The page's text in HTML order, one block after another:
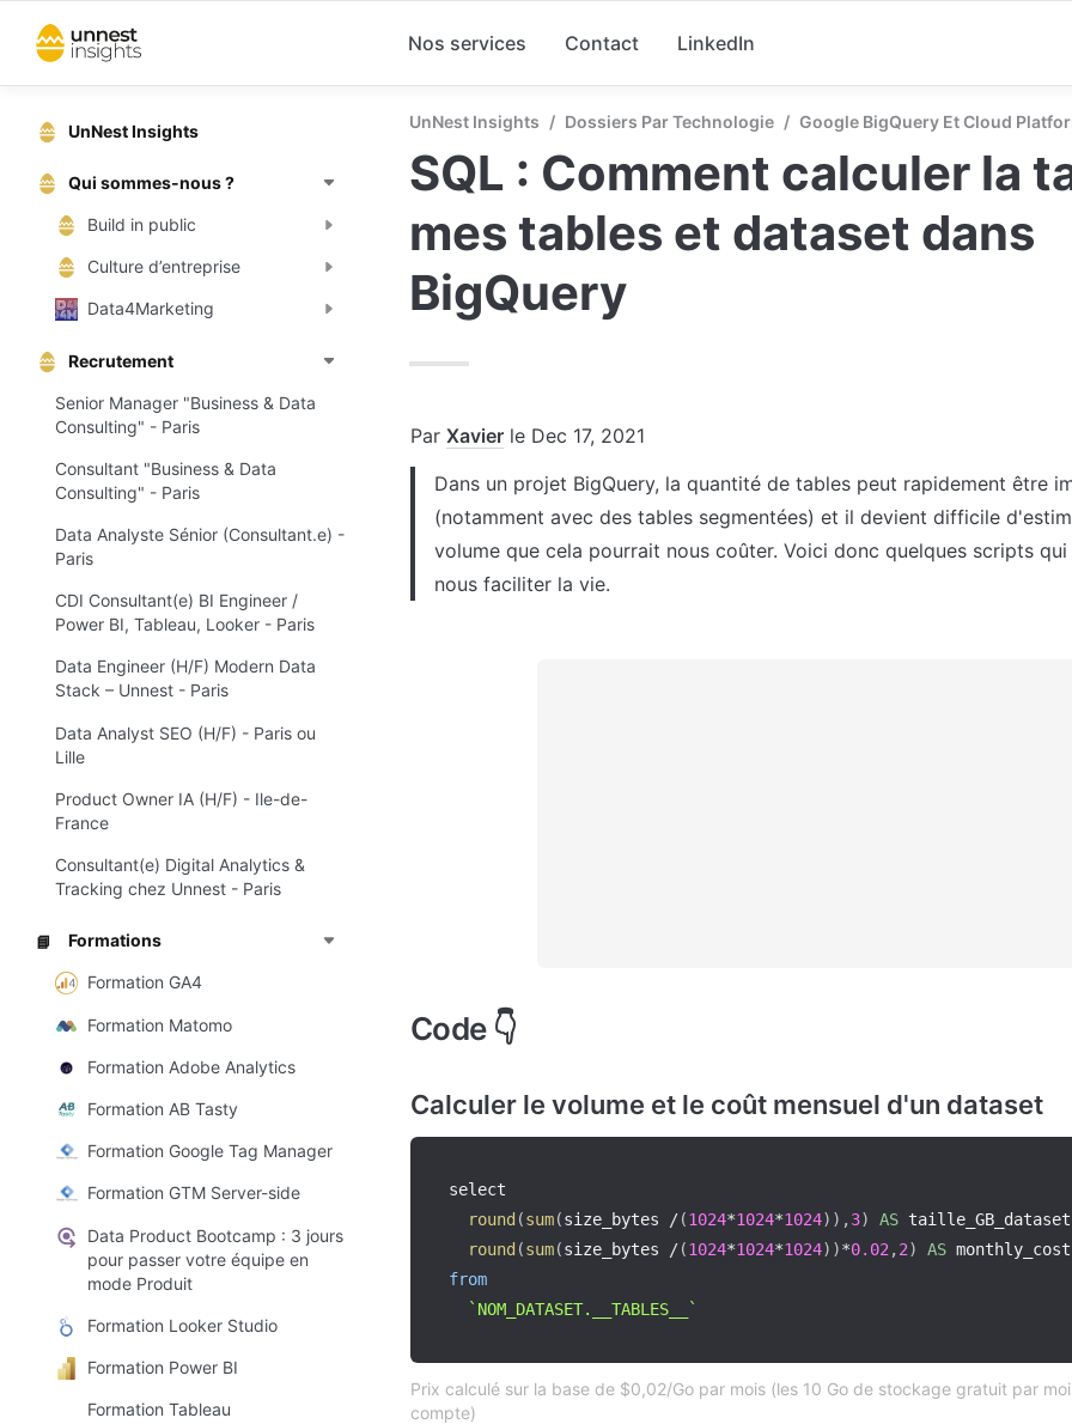
Nos services Contact LinkedIn
UnNest Insights
Qui sommes-nous ?
Build in public
Culture d’entreprise
Data4Marketing
Recrutement
Senior Manager "Business & Data
Consulting" - Paris
Consultant "Business & Data
Consulting" - Paris
Data Analyste Sénior (Consultant.e) -
Paris
CDI Consultant(e) BI Engineer /
Power BI, Tableau, Looker - Paris
Data Engineer (H/F) Modern Data
Stack – Unnest - Paris
Data Analyst SEO (H/F) - Paris ou
Lille
Product Owner IA (H/F) - Ile-de-
France
Consultant(e) Digital Analytics &
Tracking chez Unnest - Paris
📘 Formations
Formation GA4
Formation Matomo
Formation Adobe Analytics
Formation AB Tasty
Formation Google Tag Manager
Formation GTM Server-side
Data Product Bootcamp : 3 jours
pour passer votre équipe en
mode Produit
Formation Looker Studio
Formation Power BI
Formation Tableau
UnNest Insights / Dossiers Par Technologie / Google BigQuery Et Cloud
SQL : Comment calculer la
mes tables et dataset dans
BigQuery
Par Xavier le Dec 17, 2021
Dans un projet BigQuery, la quantité de tables peut rapidement être
(notamment avec des tables segmentées) et il devient difficile
volume que cela pourrait nous coûter. Voici donc quelques scripts
nous faciliter la vie.
Code 👇
Calculer le volume et le coût mensuel d'un dataset
select
round (sum(size_bytes /(1024*1024*1024) ) ,3) AS taille_GB_dataset
round (sum(size_bytes /(1024*1024*1024) )*0.02 ,2) AS
from
` NOM_DATASET.__TABLES__ `
Prix calculé sur la base de $0,02/Go par mois (les 10 Go de stockage gratuit par
compte)